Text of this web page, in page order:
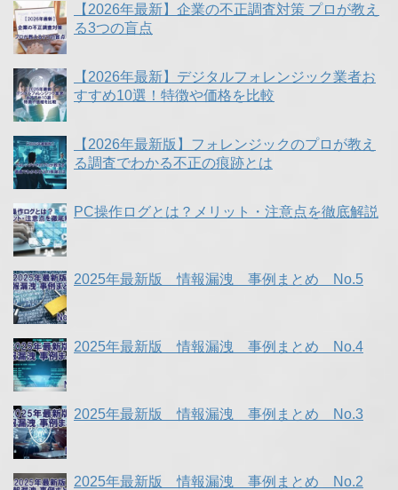
【2026年最新】企業の不正調査対策 プロが教え
る3つの盲点
【2026年最新】デジタルフォレンジック業者お
すすめ10選！特徴や価格を比較
【2026年最新版】フォレンジックのプロが教え
る調査でわかる不正の痕跡とは
PC操作ログとは？メリット・注意点を徹底解説
2025年最新版 情報漏洩 事例まとめ No.5
2025年最新版 情報漏洩 事例まとめ No.4
2025年最新版 情報漏洩 事例まとめ No.3
2025年最新版 情報漏洩 事例まとめ No.2